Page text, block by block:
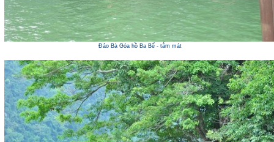
Đảo Bà Góa hồ Ba Bể - tắm mát